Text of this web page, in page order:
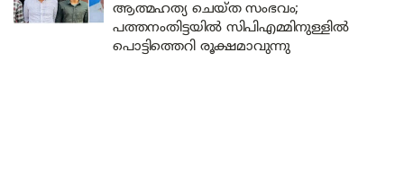
ആത്മഹത്യ ചെയ്ത സംഭവം;
പത്തനംതിട്ടയിൽ സിപിഎമ്മിനുള്ളിൽ
പൊട്ടിത്തെറി രൂക്ഷമാവുന്നു